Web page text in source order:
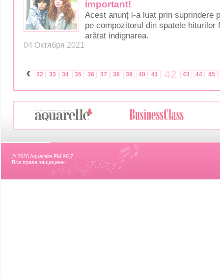
important!
Acest anunț i-a luat prin suprindere
pe compozitorul din spatele hiturilor
arătat indignarea.
04 Октября 2021
‹ 32 33 34 35 36 37 38 39 40 41 42 43 44 45
© 2026 Aquarelle FM 90,7
Все права защищены